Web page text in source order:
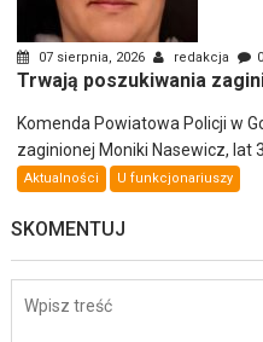
07 sierpnia, 2026 redakcja 0
Trwają poszukiwania
Komenda Powiatowa Policji w
zaginionej Moniki Nasewicz, lat
Aktualności U funkcjonariuszy
SKOMENTUJ